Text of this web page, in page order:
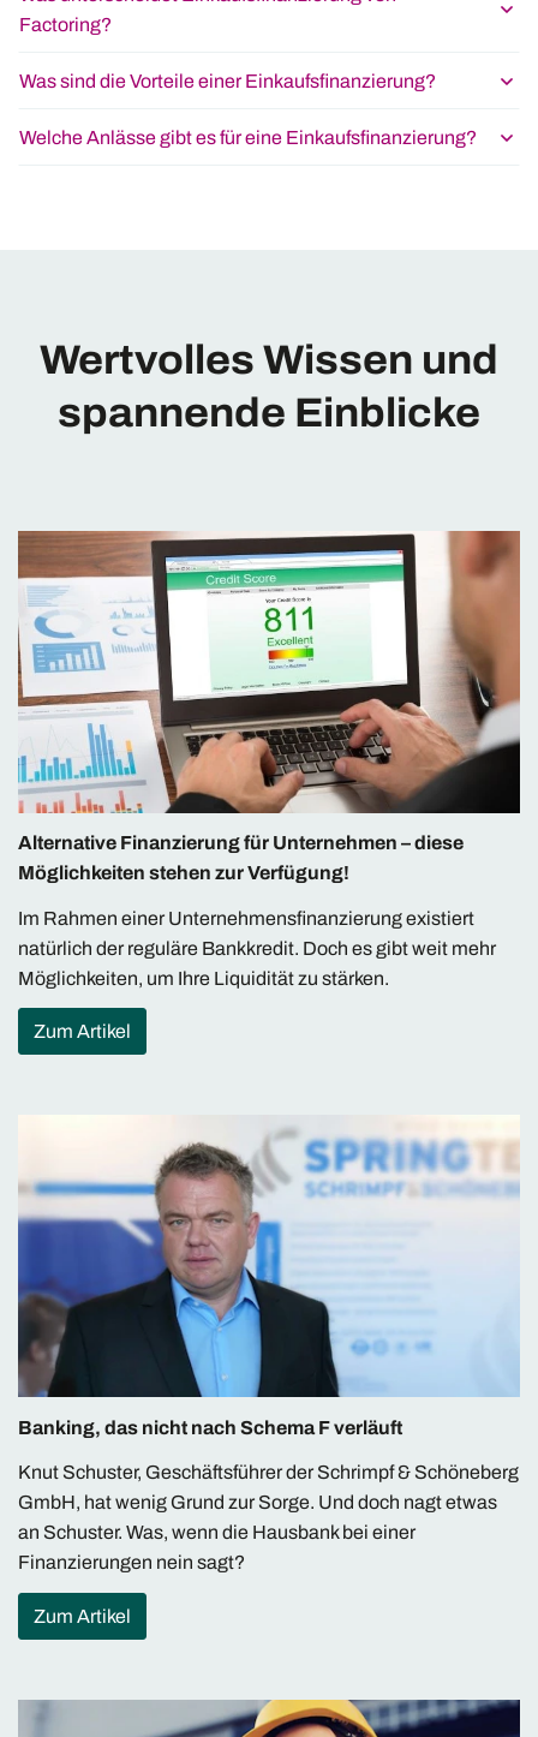
Factoring?
Was sind die Vorteile einer Einkaufsfinanzierung?
Welche Anlässe gibt es für eine Einkaufsfinanzierung?
Wertvolles Wissen und
spannende Einblicke
Alternative Finanzierung für Unternehmen – diese
Möglichkeiten stehen zur Verfügung!
Im Rahmen einer Unternehmensfinanzierung existiert
natürlich der reguläre Bankkredit. Doch es gibt weit mehr
Möglichkeiten, um Ihre Liquidität zu stärken.
Zum Artikel
Banking, das nicht nach Schema F verläuft
Knut Schuster, Geschäftsführer der Schrimpf & Schöneberg
GmbH, hat wenig Grund zur Sorge. Und doch nagt etwas
an Schuster. Was, wenn die Hausbank bei einer
Finanzierungen nein sagt?
Zum Artikel